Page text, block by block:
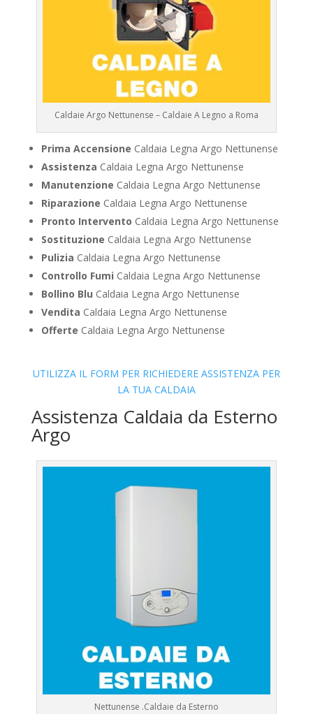
Caldaie Argo Nettunense – Caldaie A Legno a Roma
Prima Accensione Caldaia Legna Argo Nettunense
Assistenza Caldaia Legna Argo Nettunense
Manutenzione Caldaia Legna Argo Nettunense
Riparazione Caldaia Legna Argo Nettunense
Pronto Intervento Caldaia Legna Argo Nettunense
Sostituzione Caldaia Legna Argo Nettunense
Pulizia Caldaia Legna Argo Nettunense
Controllo Fumi Caldaia Legna Argo Nettunense
Bollino Blu Caldaia Legna Argo Nettunense
Vendita Caldaia Legna Argo Nettunense
Offerte Caldaia Legna Argo Nettunense
UTILIZZA IL FORM PER RICHIEDERE ASSISTENZA PER
LA TUA CALDAIA
Assistenza Caldaia da Esterno
Argo
Nettunense .Caldaie da Esterno